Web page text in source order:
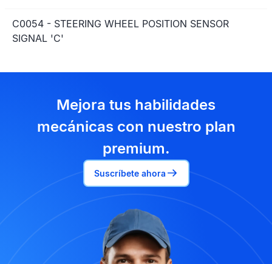
C0054 - STEERING WHEEL POSITION SENSOR
SIGNAL 'C'
Mejora tus habilidades
mecánicas con nuestro plan
premium.
Suscríbete ahora